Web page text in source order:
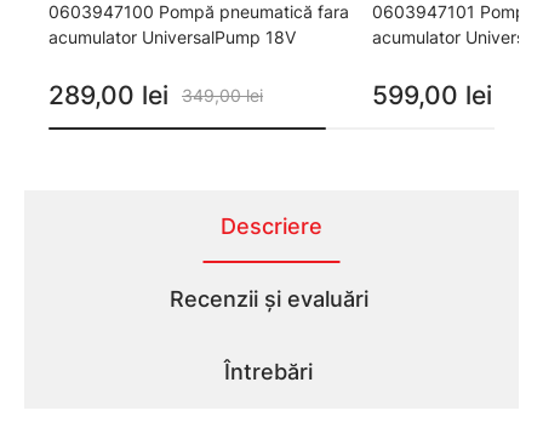
0603947100 Pompă pneumatică fara
acumulator UniversalPump 18V
289,00 lei 349,00 lei
0603947101 Pompă
acumulator
599,00 lei
Descriere
Recenzii și evaluări
Întrebări